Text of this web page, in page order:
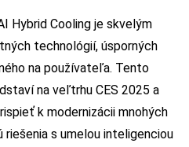
Hybrid Cooling je skvelým
technológií, úsporných
na používateľa. Tento
na veľtrhu CES 2025 a
k modernizácii mnohých
s umelou inteligenciou